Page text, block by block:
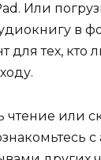
Или
в
для тех, кто
или